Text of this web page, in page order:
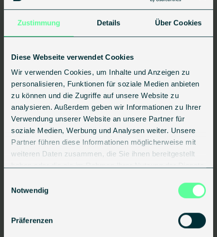
Zustimmung Details Über Cookies
Diese Webseite verwendet Cookies
Wir verwenden Cookies, um Inhalte und Anzeigen zu
personalisieren, Funktionen für soziale Medien anbieten
zu können und die Zugriffe auf unsere Website zu
analysieren. Außerdem geben wir Informationen zu Ihrer
Verwendung unserer Website an unsere Partner für
soziale Medien, Werbung und Analysen weiter. Unsere
Partner führen diese Informationen möglicherweise mit
weiteren Daten zusammen, die Sie ihnen bereitgestellt
Notwendig
Präferenzen
Zum Beitrag (extern) ↗
Presseinfo
Erste DGNB-Zertifizierung einer seriellen